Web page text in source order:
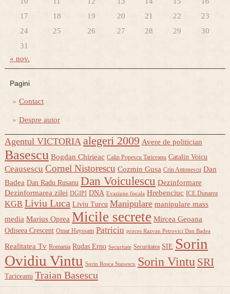
17
18 19 20 21 22
23
24
25 26 27 28 29
30
31
« nov.
Pagini
Contact
Despre autor
Agentul VICTORIA alegeri 2009 Avere de politician
Basescu Bogdan Chirieac Calin Popescu Tariceanu Catalin Voicu
Ceausescu Cornel Nistorescu Cozmin Gusa Crin Antonescu Dan
Badea Dan Radu Rusanu Dan Voiculescu Dezinformare
Dezinformarea zilei DGIPI DNA Evaziune fiscala Hrebenciuc ICE Dunarea
KGB Liviu Luca Liviu Turcu Manipulare manipulare mass
media Marius Oprea Micile secrete Mircea Geoana
Odiseea Crescent Omar Hayssam Patriciu proces Razvan Petrovici Dan Badea
Realitatea Tv Romania Rudas Erno Securitate Securitatea SIE Sorin
Ovidiu Vintu Sorin Rosca Stanescu Sorin Vintu SRI
Tariceanu Traian Basescu